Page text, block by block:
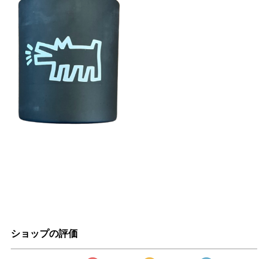
ショップの評価